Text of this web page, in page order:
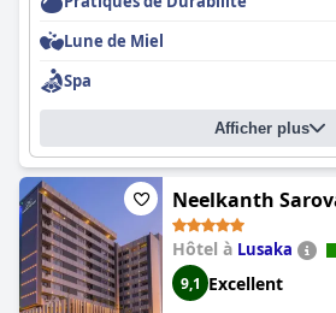
Lune de Miel
Spa
Afficher plus
Neelkanth
Hôtel à Lusaka
9,1 Excellent